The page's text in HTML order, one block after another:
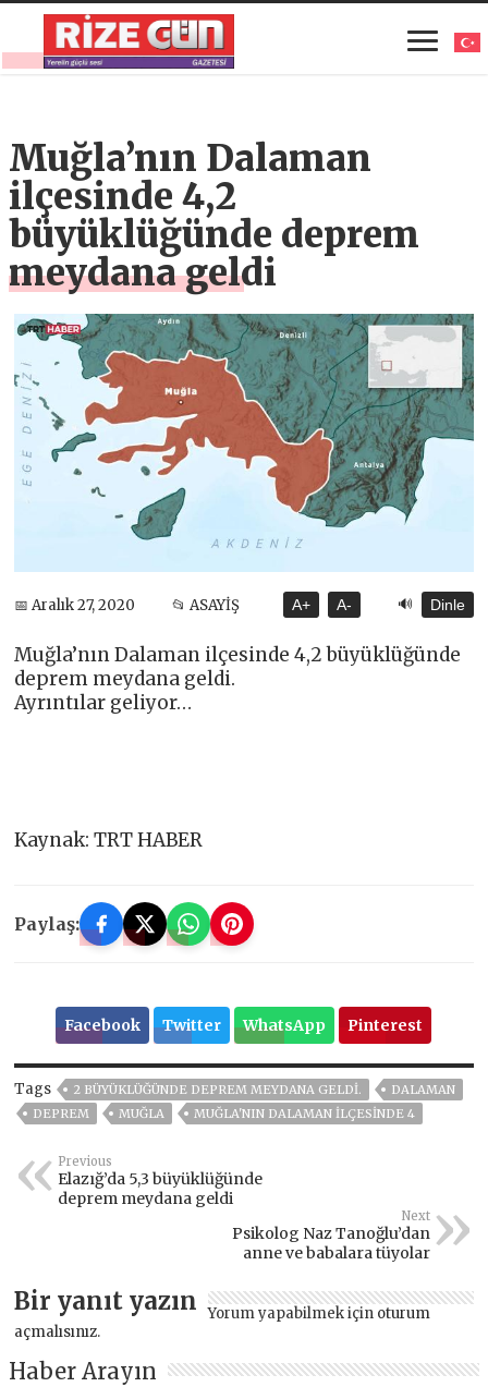
Muğla’nın Dalaman
ilçesinde 4,2
büyüklüğünde deprem
meydana geldi
📅 Aralık 27, 2020 📂 ASAYİŞ A+ A- 🔊 Dinle
Muğla’nın Dalaman ilçesinde 4,2 büyüklüğünde
deprem meydana geldi.
Ayrıntılar geliyor…
Kaynak: TRT HABER
Paylaş:
Facebook Twitter WhatsApp Pinterest
Tags 2 BÜYÜKLÜĞÜNDE DEPREM MEYDANA GELDI.
DALAMAN
DEPREM
MUĞLA MUĞLA'NIN DALAMAN ILÇESINDE 4
Previous
Elazığ’da 5,3 büyüklüğünde
deprem meydana geldi
Next
Psikolog Naz Tanoğlu’dan
anne ve babalara tüyolar
Bir yanıt yazın Yorum yapabilmek için oturum
açmalısınız.
Haber Arayın